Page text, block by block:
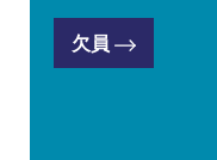
欠員